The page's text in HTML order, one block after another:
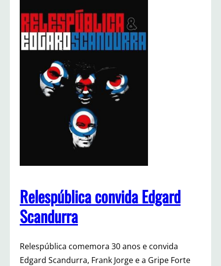
Relespública convida Edgard
Scandurra
Relespública comemora 30 anos e convida
Edgard Scandurra, Frank Jorge e a Gripe Forte